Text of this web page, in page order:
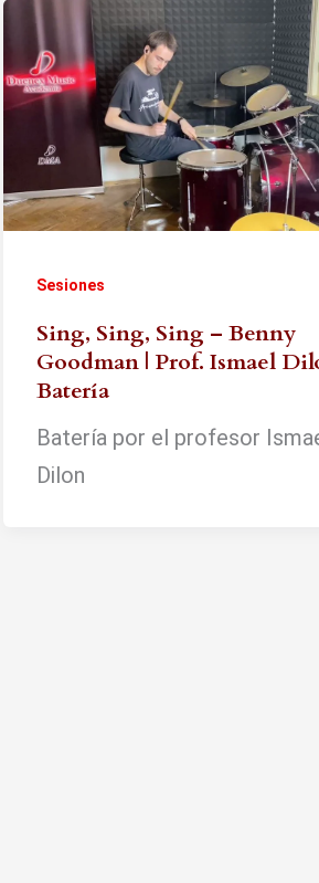
Sesiones
Sing, Sing, Sing – Benny
Goodman | Prof. Ismael
Batería
Batería por el profesor
Dilon